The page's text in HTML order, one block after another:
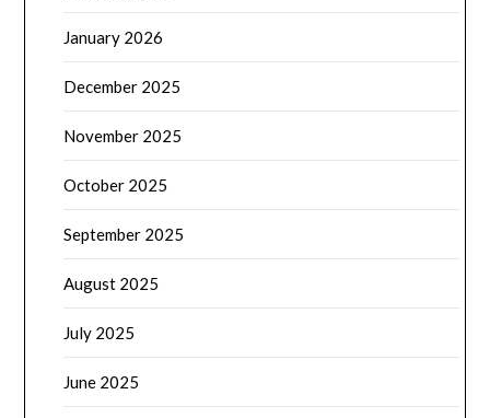
January 2026
December 2025
November 2025
October 2025
September 2025
August 2025
July 2025
June 2025